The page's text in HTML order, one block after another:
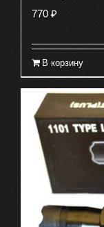
770 ₽
В корзину